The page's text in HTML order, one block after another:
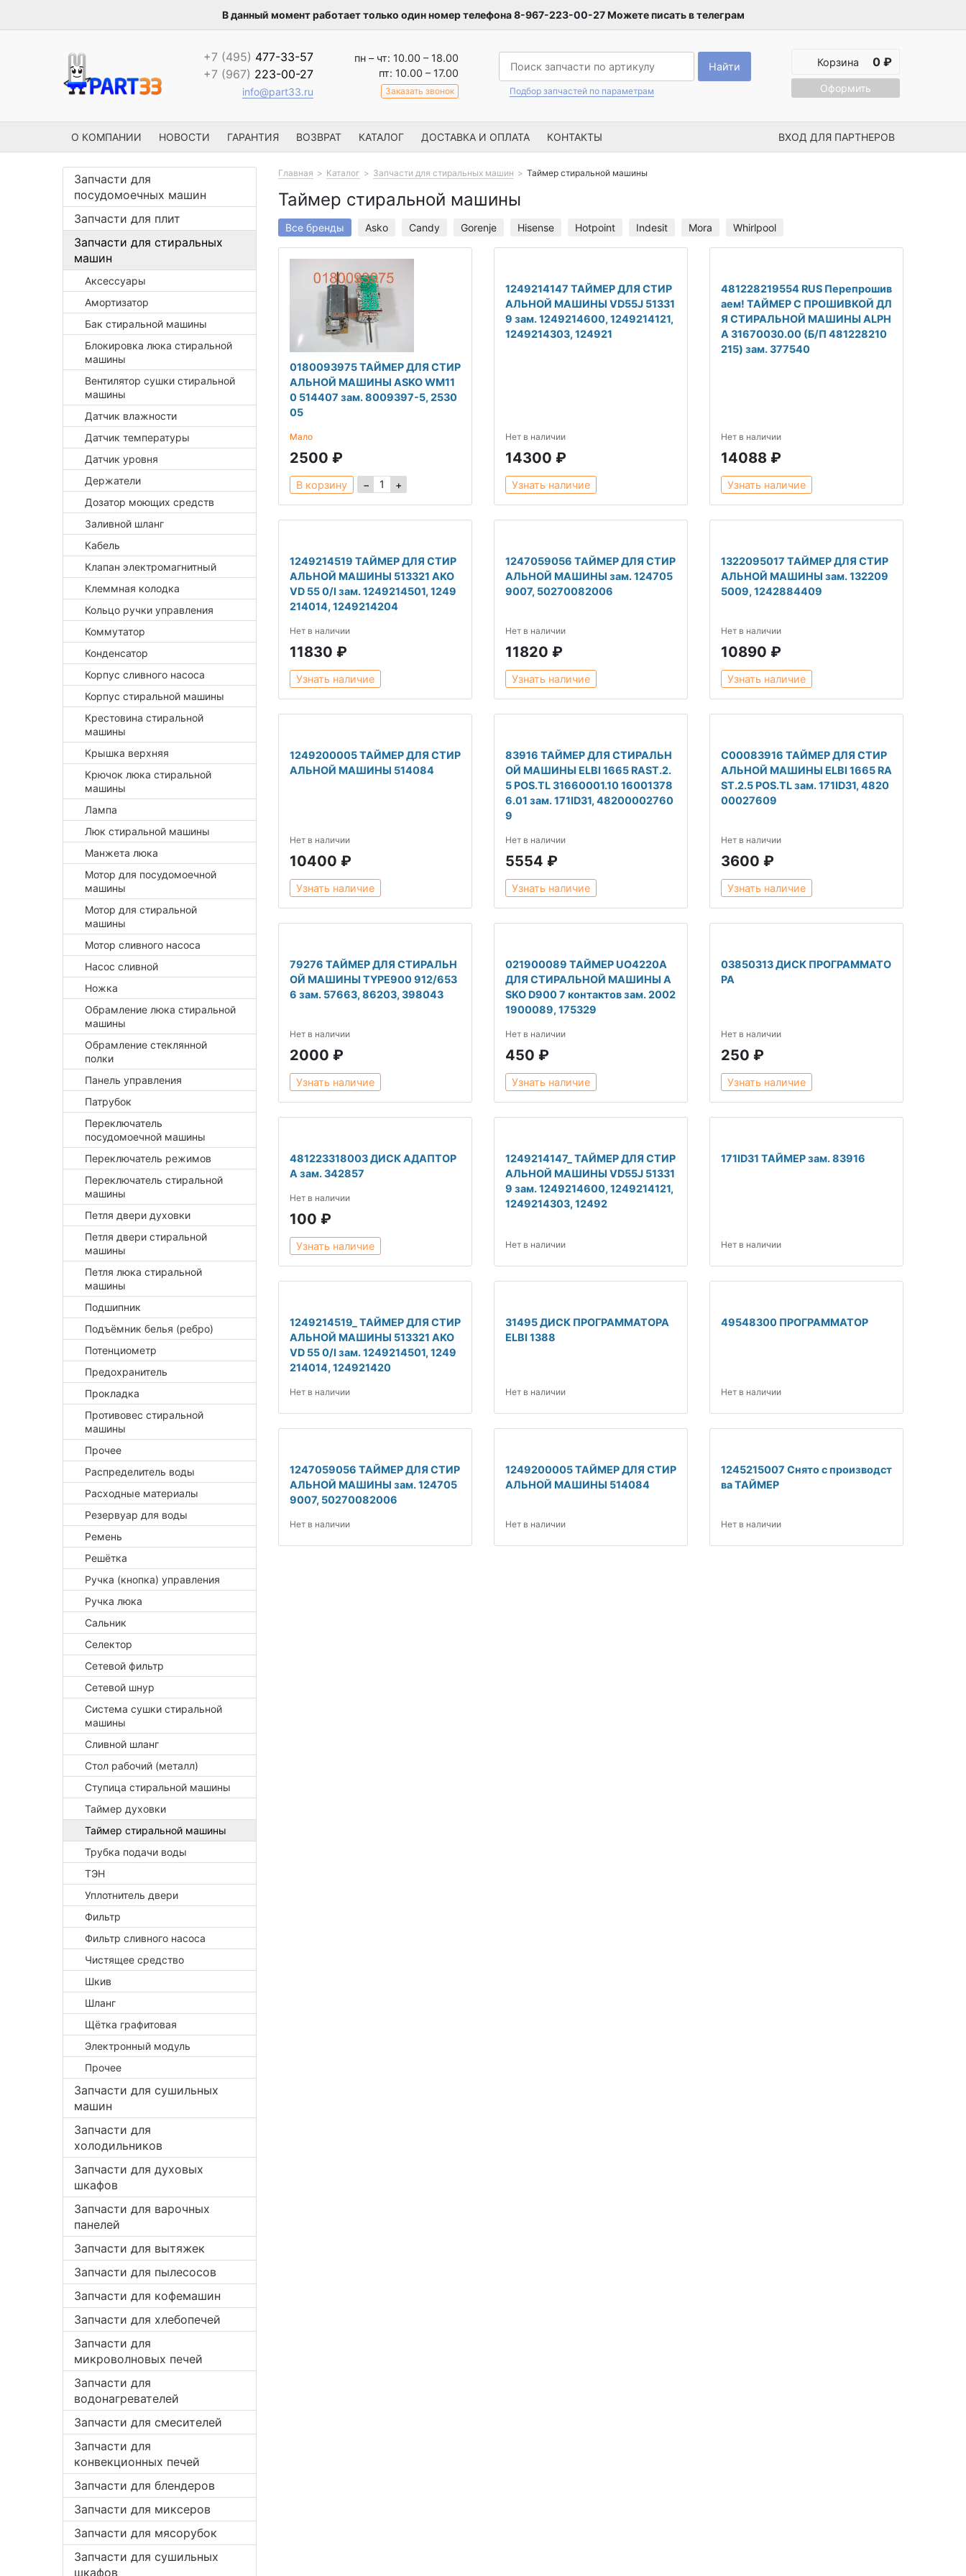
В данный момент работает только один номер телефона 8-967-223-00-27 Можете писать в телеграм
+7 (495) 477-33-57
+7 (967) 223-00-27
info@part33.ru
пн – чт: 10.00 – 18.00
пт: 10.00 – 17.00
Заказать звонок
Найти
Подбор запчастей по параметрам
Корзина 0 ₽
Оформить
О КОМПАНИИ НОВОСТИ ГАРАНТИЯ ВОЗВРАТ КАТАЛОГ ДОСТАВКА И ОПЛАТА КОНТАКТЫ ВХОД ДЛЯ ПАРТНЕРОВ
Запчасти для
посудомоечных машин
Запчасти для плит
Запчасти для стиральных
машин
Аксессуары
Амортизатор
Бак стиральной машины
Блокировка люка стиральной
машины
Вентилятор сушки стиральной
машины
Датчик влажности
Датчик температуры
Датчик уровня
Держатели
Дозатор моющих средств
Заливной шланг
Кабель
Клапан электромагнитный
Клеммная колодка
Кольцо ручки управления
Коммутатор
Конденсатор
Корпус сливного насоса
Корпус стиральной машины
Крестовина стиральной
машины
Крышка верхняя
Крючок люка стиральной
машины
Лампа
Люк стиральной машины
Манжета люка
Мотор для посудомоечной
машины
Мотор для стиральной
машины
Мотор сливного насоса
Насос сливной
Ножка
Обрамление люка стиральной
машины
Обрамление стеклянной
полки
Панель управления
Патрубок
Переключатель
посудомоечной машины
Переключатель режимов
Переключатель стиральной
машины
Петля двери духовки
Петля двери стиральной
машины
Петля люка стиральной
машины
Подшипник
Подъёмник белья (ребро)
Потенциометр
Предохранитель
Прокладка
Противовес стиральной
машины
Прочее
Распределитель воды
Расходные материалы
Резервуар для воды
Ремень
Решётка
Ручка (кнопка) управления
Ручка люка
Сальник
Селектор
Сетевой фильтр
Сетевой шнур
Система сушки стиральной
машины
Сливной шланг
Стол рабочий (металл)
Ступица стиральной машины
Таймер духовки
Таймер стиральной машины
Трубка подачи воды
ТЭН
Уплотнитель двери
Фильтр
Фильтр сливного насоса
Чистящее средство
Шкив
Шланг
Щётка графитовая
Электронный модуль
Прочее
Запчасти для сушильных
машин
Запчасти для
холодильников
Запчасти для духовых
шкафов
Запчасти для варочных
панелей
Запчасти для вытяжек
Запчасти для пылесосов
Запчасти для кофемашин
Запчасти для хлебопечей
Запчасти для
микроволновых печей
Запчасти для
водонагревателей
Запчасти для смесителей
Запчасти для
конвекционных печей
Запчасти для блендеров
Запчасти для миксеров
Запчасти для мясорубок
Запчасти для сушильных
шкафов
Главная Каталог Запчасти для стиральных машин Таймер стиральной машины
Таймер стиральной машины
Все бренды Asko Candy Gorenje Hisense Hotpoint Indesit Mora Whirlpool
0180093975 ТАЙМЕР ДЛЯ СТИР
АЛЬНОЙ МАШИНЫ ASKO WM11
0 514407 зам. 8009397-5, 2530
05
Мало
2500 ₽
В корзину − 1 +
1249214147 ТАЙМЕР ДЛЯ СТИР
АЛЬНОЙ МАШИНЫ VD55J 51331
9 зам. 1249214600, 1249214121,
1249214303, 124921
Нет в наличии
14300 ₽
Узнать наличие
481228219554 RUS Перепрошив
аем! ТАЙМЕР С ПРОШИВКОЙ ДЛ
Я СТИРАЛЬНОЙ МАШИНЫ ALPH
A 31670030.00 (Б/П 481228210
215) зам. 377540
Нет в наличии
14088 ₽
Узнать наличие
1249214519 ТАЙМЕР ДЛЯ СТИР
АЛЬНОЙ МАШИНЫ 513321 AKO
VD 55 0/I зам. 1249214501, 1249
214014, 1249214204
Нет в наличии
11830 ₽
Узнать наличие
1247059056 ТАЙМЕР ДЛЯ СТИР
АЛЬНОЙ МАШИНЫ зам. 124705
9007, 50270082006
Нет в наличии
11820 ₽
Узнать наличие
1322095017 ТАЙМЕР ДЛЯ СТИР
АЛЬНОЙ МАШИНЫ зам. 132209
5009, 1242884409
Нет в наличии
10890 ₽
Узнать наличие
1249200005 ТАЙМЕР ДЛЯ СТИР
АЛЬНОЙ МАШИНЫ 514084
Нет в наличии
10400 ₽
Узнать наличие
83916 ТАЙМЕР ДЛЯ СТИРАЛЬН
ОЙ МАШИНЫ ELBI 1665 RAST.2.
5 POS.TL 31660001.10 16001378
6.01 зам. 171ID31, 48200002760
9
Нет в наличии
5554 ₽
Узнать наличие
C00083916 ТАЙМЕР ДЛЯ СТИР
АЛЬНОЙ МАШИНЫ ELBI 1665 RA
ST.2.5 POS.TL зам. 171ID31, 4820
00027609
Нет в наличии
3600 ₽
Узнать наличие
79276 ТАЙМЕР ДЛЯ СТИРАЛЬН
ОЙ МАШИНЫ TYPE900 912/653
6 зам. 57663, 86203, 398043
Нет в наличии
2000 ₽
Узнать наличие
021900089 ТАЙМЕР UO4220A
ДЛЯ СТИРАЛЬНОЙ МАШИНЫ A
SKO D900 7 контактов зам. 2002
1900089, 175329
Нет в наличии
450 ₽
Узнать наличие
03850313 ДИСК ПРОГРАММАТО
РА
Нет в наличии
250 ₽
Узнать наличие
481223318003 ДИСК АДАПТОР
А зам. 342857
Нет в наличии
100 ₽
Узнать наличие
1249214147_ ТАЙМЕР ДЛЯ СТИР
АЛЬНОЙ МАШИНЫ VD55J 51331
9 зам. 1249214600, 1249214121,
1249214303, 12492
Нет в наличии
171ID31 ТАЙМЕР зам. 83916
Нет в наличии
1249214519_ ТАЙМЕР ДЛЯ СТИР
АЛЬНОЙ МАШИНЫ 513321 AKO
VD 55 0/I зам. 1249214501, 1249
214014, 124921420
Нет в наличии
31495 ДИСК ПРОГРАММАТОРА
ELBI 1388
Нет в наличии
49548300 ПРОГРАММАТОР
Нет в наличии
1247059056 ТАЙМЕР ДЛЯ СТИР
АЛЬНОЙ МАШИНЫ зам. 124705
9007, 50270082006
Нет в наличии
1249200005 ТАЙМЕР ДЛЯ СТИР
АЛЬНОЙ МАШИНЫ 514084
Нет в наличии
1245215007 Снято с производст
ва ТАЙМЕР
Нет в наличии